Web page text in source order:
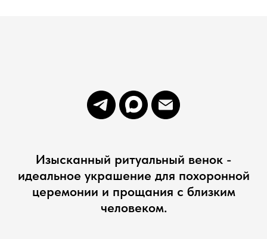
Изысканный ритуальный венок -
идеальное украшение для похоронной
церемонии и прощания с близким
человеком.